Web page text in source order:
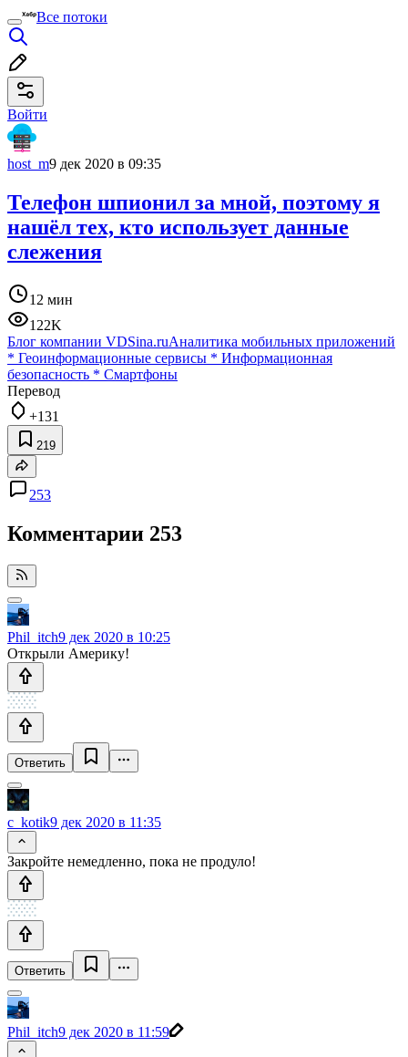
Все потоки
Войти
host_m9 дек 2020 в 09:35
Телефон шпионил за мной, поэтому я
нашёл тех, кто использует данные
слежения
12 мин
122K
Блог компании VDSina.ruАналитика мобильных приложений
* Геоинформационные сервисы * Информационная
безопасность * Смартфоны
Перевод
+131
219
253
Комментарии 253
Phil_itch9 дек 2020 в 10:25
Открыли Америку!
Ответить
c_kotik9 дек 2020 в 11:35
Закройте немедленно, пока не продуло!
Ответить
Phil_itch9 дек 2020 в 11:59